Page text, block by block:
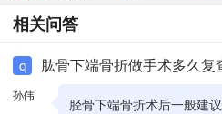
相关问答
q 肱骨下端骨折做手术多久复
孙伟
胫骨下端骨折术后一般建